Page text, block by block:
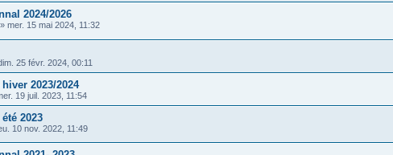
2024/2026
» mer. 15 mai 2024, 11:32
25 févr. 2024, 00:11
2023/2024
19 juil. 2023, 11:54
2023
10 nov. 2022, 11:49